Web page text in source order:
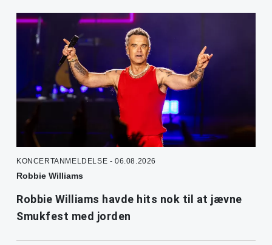
KONCERTANMELDELSE - 06.08.2026
Robbie Williams
Robbie Williams havde hits nok til at jævne
Smukfest med jorden